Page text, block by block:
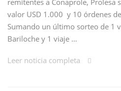
valor USD 1.000 y 10 órdenes
Sumando un último sorteo de 1
Bariloche y 1 viaje …
Leer noticia completa